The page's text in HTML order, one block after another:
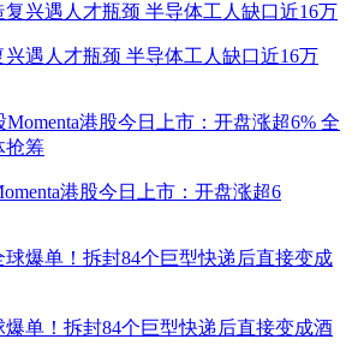
遇人才瓶颈 半导体工人缺口近16万
港股今日上市：开盘涨超6
单！拆封84个巨型快递后直接变成酒